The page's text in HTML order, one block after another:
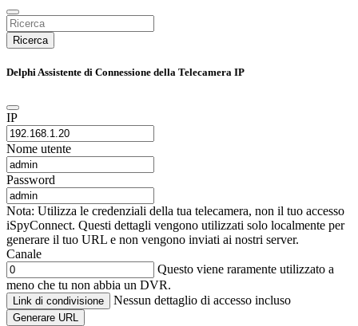
Ricerca
Delphi Assistente di Connessione della Telecamera IP
IP
Nome utente
Password
Nota: Utilizza le credenziali della tua telecamera, non il tuo accesso
iSpyConnect. Questi dettagli vengono utilizzati solo localmente per
generare il tuo URL e non vengono inviati ai nostri server.
Canale
Questo viene raramente utilizzato a
meno che tu non abbia un DVR.
Link di condivisione Nessun dettaglio di accesso incluso
Generare URL